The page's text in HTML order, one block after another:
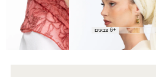
צעיף סיון
₪
170.00
+6 צבעים